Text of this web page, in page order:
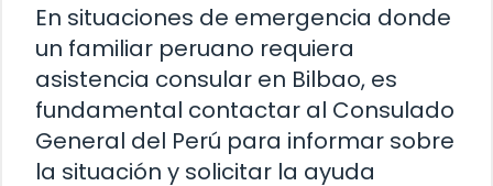
En situaciones de emergencia donde
un familiar peruano requiera
asistencia consular en Bilbao, es
fundamental contactar al Consulado
General del Perú para informar sobre
la situación y solicitar la ayuda